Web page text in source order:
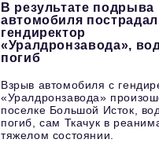
В результате подрыва
автомобиля пострадал
гендиректор
«Уралдронзавода»,
погиб
Взрыв автомобиля с
«Уралдронзавода»
поселке Большой Исток,
погиб, сам Ткачук в
тяжелом состоянии.